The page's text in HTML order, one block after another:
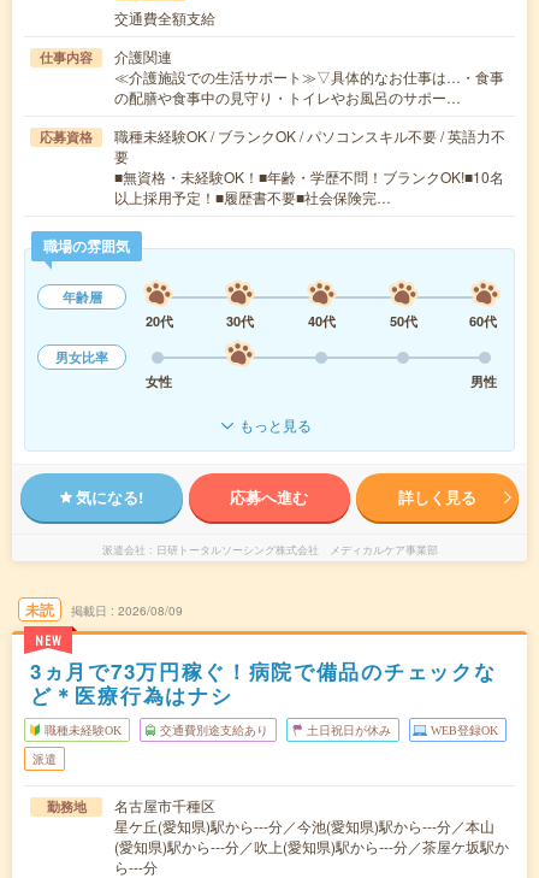
交通費全額支給
仕事内容
介護関連
≪介護施設での生活サポート≫▽具体的なお仕事は…・食事
の配膳や食事中の見守り・トイレやお風呂のサポー…
応募資格
職種未経験OK / ブランクOK / パソコンスキル不要 / 英語力不
要
■無資格・未経験OK！■年齢・学歴不問！ブランクOK!■10名
以上採用予定！■履歴書不要■社会保険完…
職場の雰囲気
年齢層
20代
30代 40代 50代
60代
男女比率
女性
男性
もっと見る
気になる! 応募へ進む 詳しく見る
派遣会社 日研トータルソーシング株式会社 メディカルケア事業部
未読
NEW
掲載日 2026/08/09
3ヵ月で73万円稼ぐ！病院で備品のチェックな
ど＊医療行為はナシ
職種未経験OK 交通費別途支給あり 土日祝日が休み WEB登録OK
派遣
勤務地
名古屋市千種区
星ケ丘(愛知県)駅から---分／今池(愛知県)駅から---分／本山
(愛知県)駅から---分／吹上(愛知県)駅から---分／茶屋ケ坂駅か
ら---分